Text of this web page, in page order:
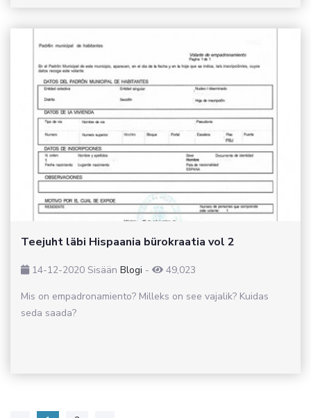
Teejuht läbi Hispaania bürokraatia vol 2
14-12-2020 Sisään Blogi -
49,023
Mis on empadronamiento? Milleks on see vajalik? Kuidas
seda saada?